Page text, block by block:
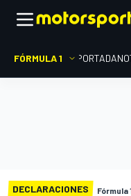
FÓRMULA 1 PORTADA
DECLARACIONES Fórmula